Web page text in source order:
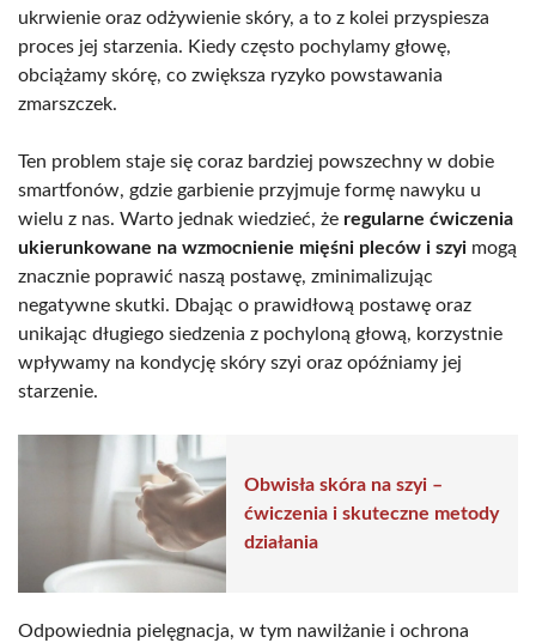
ukrwienie oraz odżywienie skóry, a to z kolei przyspiesza
proces jej starzenia. Kiedy często pochylamy głowę,
obciążamy skórę, co zwiększa ryzyko powstawania
zmarszczek.
Ten problem staje się coraz bardziej powszechny w dobie
smartfonów, gdzie garbienie przyjmuje formę nawyku u
wielu z nas. Warto jednak wiedzieć, że regularne ćwiczenia
ukierunkowane na wzmocnienie mięśni pleców i szyi mogą
znacznie poprawić naszą postawę, zminimalizując
negatywne skutki. Dbając o prawidłową postawę oraz
unikając długiego siedzenia z pochyloną głową, korzystnie
wpływamy na kondycję skóry szyi oraz opóźniamy jej
starzenie.
Obwisła skóra na szyi –
ćwiczenia i skuteczne metody
działania
Odpowiednia pielęgnacja, w tym nawilżanie i ochrona